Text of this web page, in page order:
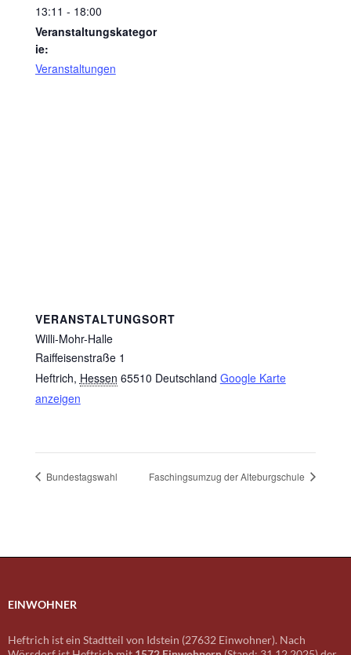
13:11 - 18:00
Veranstaltungskategor
ie:
Veranstaltungen
VERANSTALTUNGSORT
Willi-Mohr-Halle
Raiffeisenstraße 1
Heftrich, Hessen 65510 Deutschland Google Karte
anzeigen
Bundestagswahl Faschingsumzug der Alteburgschule
EINWOHNER
Heftrich ist ein Stadtteil von Idstein (27632 Einwohner). Nach